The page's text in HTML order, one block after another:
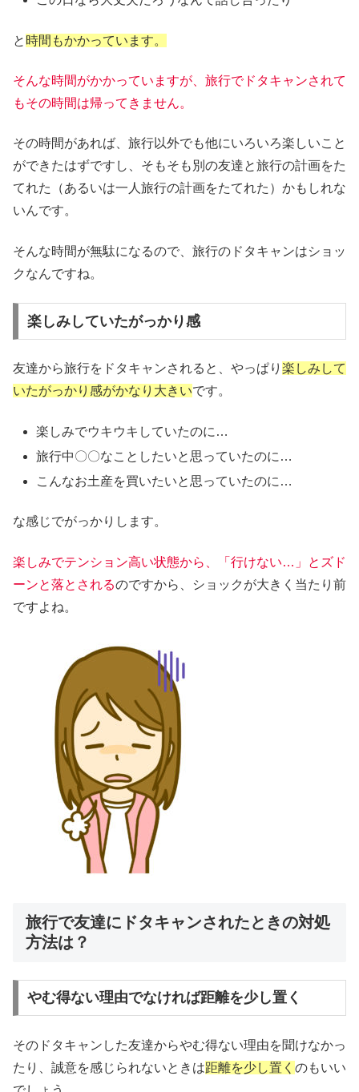
と 時間もかかっています。
そんな時間がかかっていますが、旅行でドタキャンされて
もその時間は帰ってきません。
その時間があれば、旅行以外でも他にいろいろ楽しいこと
ができたはずですし、そもそも別の友達と旅行の計画をた
てれた（あるいは一人旅行の計画をたてれた）かもしれな
いんです。
そんな時間が無駄になるので、旅行のドタキャンはショッ
クなんですね。
楽しみしていたがっかり感
友達から旅行をドタキャンされると、やっぱり 楽しみして
いたがっかり感がかなり大きいです。
楽しみでウキウキしていたのに…
旅行中〇〇なことしたいと思っていたのに…
こんなお土産を買いたいと思っていたのに…
な感じでがっかりします。
楽しみでテンション高い状態から、「行けない…」とズド
ーンと落とされるのですから、ショックが大きく当たり前
ですよね。
旅行で友達にドタキャンされたときの対処
方法は？
やむ得ない理由でなければ距離を少し置く
そのドタキャンした友達からやむ得ない理由を聞けなかっ
たり、誠意を感じられないときは距離を少し置く のもいい